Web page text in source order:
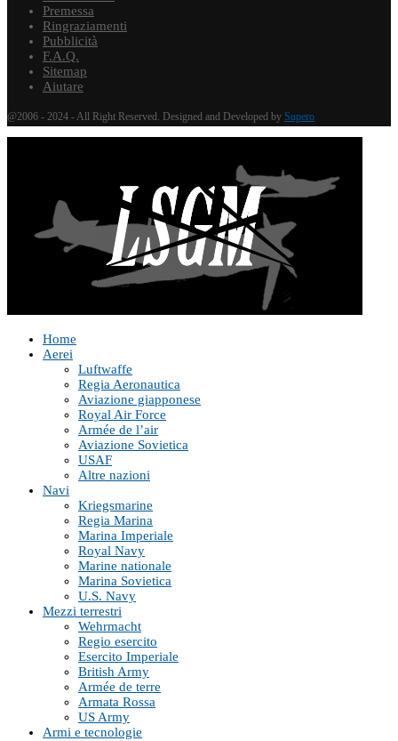
Premessa
Ringraziamenti
Pubblicità
F.A.Q.
Sitemap
Aiutare
@2006 - 2024 - All Right Reserved. Designed and Developed by Supero
Home
Aerei
Luftwaffe
Regia Aeronautica
Aviazione giapponese
Royal Air Force
Armée de l’air
Aviazione Sovietica
USAF
Altre nazioni
Navi
Kriegsmarine
Regia Marina
Marina Imperiale
Royal Navy
Marine nationale
Marina Sovietica
U.S. Navy
Mezzi terrestri
Wehrmacht
Regio esercito
Esercito Imperiale
British Army
Armée de terre
Armata Rossa
US Army
Armi e tecnologie